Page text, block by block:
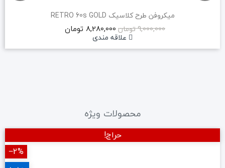
میکروفن طرح کلاسیک RETRO 60s GOLD
9,000,000 تومان
8,280,000 تومان
علاقه مندی
محصولات ویژه
حراج!
‎−2%